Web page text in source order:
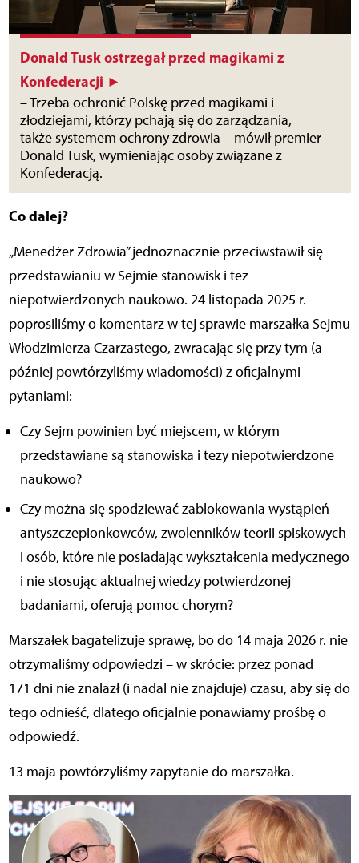
Donald Tusk ostrzegał przed magikami z
Konfederacji ►
– Trzeba ochronić Polskę przed magikami i
złodziejami, którzy pchają się do zarządzania,
także systemem ochrony zdrowia – mówił premier
Donald Tusk, wymieniając osoby związane z
Konfederacją.
Co dalej?
„Menedżer Zdrowia” jednoznacznie przeciwstawił się
przedstawianiu w Sejmie stanowisk i tez
niepotwierdzonych naukowo. 24 listopada 2025 r.
poprosiliśmy o komentarz w tej sprawie marszałka Sejmu
Włodzimierza Czarzastego, zwracając się przy tym (a
później powtórzyliśmy wiadomości) z oficjalnymi
pytaniami:
Czy Sejm powinien być miejscem, w którym
przedstawiane są stanowiska i tezy niepotwierdzone
naukowo?
Czy można się spodziewać zablokowania wystąpień
antyszczepionkowców, zwolenników teorii spiskowych
i osób, które nie posiadając wykształcenia medycznego
i nie stosując aktualnej wiedzy potwierdzonej
badaniami, oferują pomoc chorym?
Marszałek bagatelizuje sprawę, bo do 14 maja 2026 r. nie
otrzymaliśmy odpowiedzi – w skrócie: przez ponad
171 dni nie znalazł (i nadal nie znajduje) czasu, aby się do
tego odnieść, dlatego oficjalnie ponawiamy prośbę o
odpowiedź.
13 maja powtórzyliśmy zapytanie do marszałka.